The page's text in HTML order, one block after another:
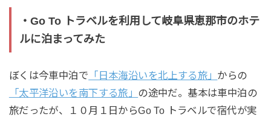
・Go To トラベルを利用して岐阜県恵那市のホテ
ルに泊まってみた
ぼくは今車中泊で 「日本海沿いを北上する旅」 からの
「太平洋沿いを南下する旅」 の途中だ。基本は車中泊の
旅だったが、１０月１日からGo To トラベルで宿代が実